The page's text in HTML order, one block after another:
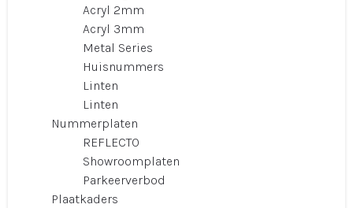
Acryl 2mm
Acryl 3mm
Metal Series
Huisnummers
Linten
Linten
Nummerplaten
REFLECTO
Showroomplaten
Parkeerverbod
Plaatkaders